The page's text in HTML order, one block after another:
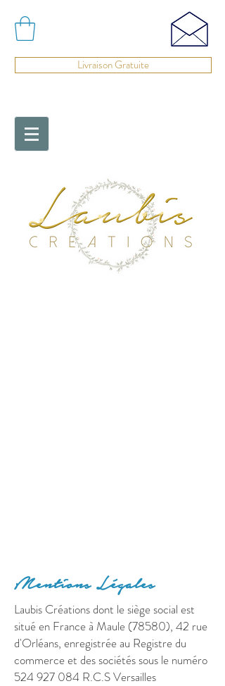
Livraison Gratuite
Mentions Légales
Laubis Créations dont le siège social est
situé en France à Maule (78580), 42 rue
d'Orléans, enregistrée au Registre du
commerce et des sociétés sous le numéro
524 927 084 R.C.S Versailles